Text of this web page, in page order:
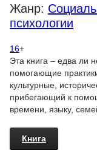
Жанр:
психологии
16+
Эта книга – едва ли
помогающие
культурные,
прибегающий к
времени, языку,
Книга